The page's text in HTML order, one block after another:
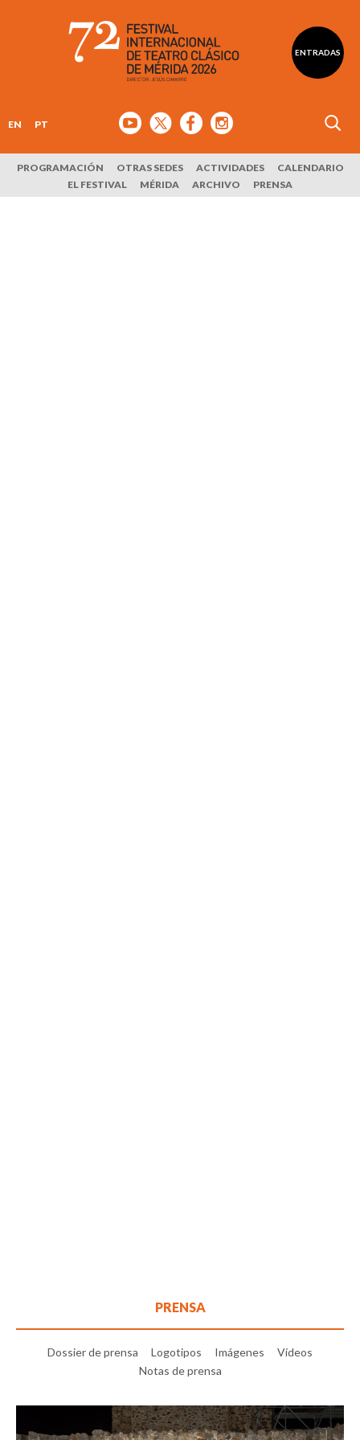
ENTRADAS
EN PT
PROGRAMACIÓN OTRAS SEDES ACTIVIDADES
CALENDARIO
EL FESTIVAL
MÉRIDA ARCHIVO PRENSA
PRENSA
Dossier de prensa Logotipos Imágenes
Vídeos
Notas de prensa